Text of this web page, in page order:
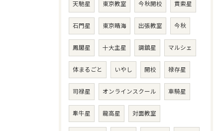
天馳星 東京教室 今秋開校 貫索星
石門星 東京晴海 出張教室 今秋
鳳閣星 十大主星 調舘星 マルシェ
体まるごと いやし 開校 禄存星
司禄星 オンラインスクール 車騎星
牽牛星 龍高星 対面教室